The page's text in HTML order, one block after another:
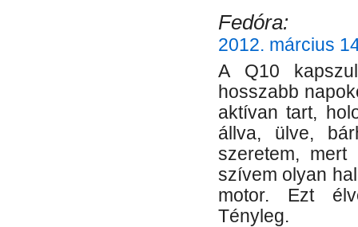
Fedóra:
2012. március
A Q10
hosszabb
aktívan tart,
állva, ülve,
szeretem,
szívem olyan
motor. Ezt
Tényleg.